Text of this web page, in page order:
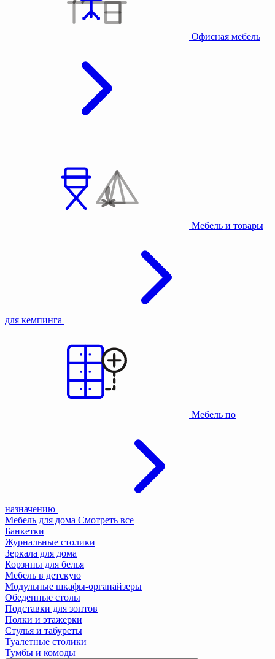
Офисная мебель
Мебель и товары
для кемпинга
Мебель по
назначению
Мебель для дома Смотреть все
Банкетки
Журнальные столики
Зеркала для дома
Корзины для белья
Мебель в детскую
Модульные шкафы-органайзеры
Обеденные столы
Подставки для зонтов
Полки и этажерки
Стулья и табуреты
Туалетные столики
Тумбы и комоды